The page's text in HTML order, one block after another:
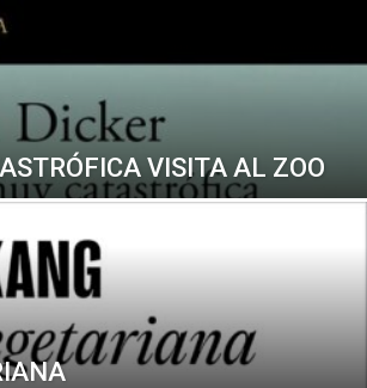
VISITA AL ZOO